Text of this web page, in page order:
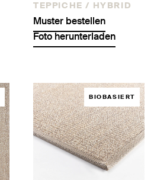
TEPPICHE / HYBRID
Muster bestellen
Foto herunterladen
BIOBASIERT